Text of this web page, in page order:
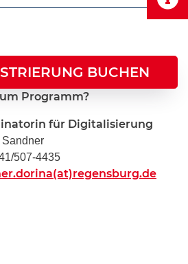
BUCHEN
Programm?
für Digitalisierung
Sandner
507-4435